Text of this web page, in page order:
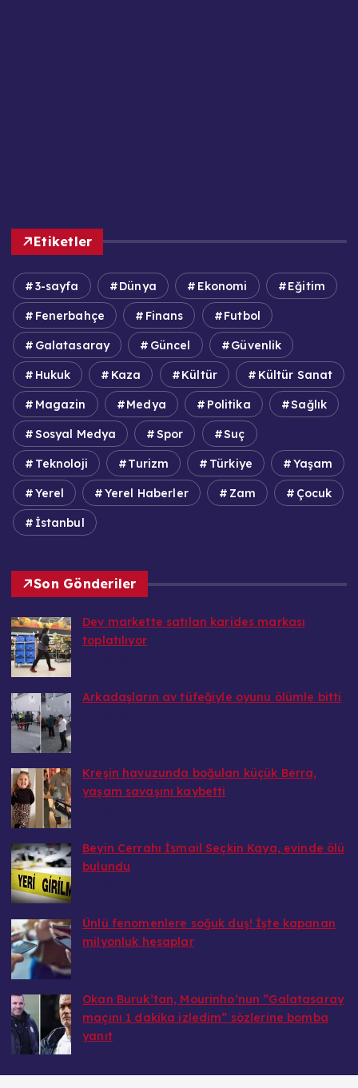
Etiketler
3-sayfa Dünya Ekonomi Eğitim
Fenerbahçe Finans Futbol
Galatasaray Güncel Güvenlik
Hukuk Kaza Kültür Kültür Sanat
Magazin Medya Politika Sağlık
Sosyal Medya Spor Suç
Teknoloji Turizm Türkiye Yaşam
Yerel Yerel Haberler Zam Çocuk
İstanbul
Son Gönderiler
Dev markette satılan karides markası
toplatılıyor
Arkadaşların av tüfeğiyle oyunu ölümle bitti
Kreşin havuzunda boğulan küçük Berra,
yaşam savaşını kaybetti
Beyin Cerrahı İsmail Seçkin Kaya, evinde ölü
bulundu
Ünlü fenomenlere soğuk duş! İşte kapanan
milyonluk hesaplar
Okan Buruk’tan, Mourinho’nun ”Galatasaray
maçını 1 dakika izledim” sözlerine bomba
yanıt